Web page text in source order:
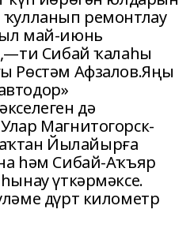
ремонтлау
май-июнь
Сибай ҡалаһы
Рөстәм Афзалов.Яңы
дә
Магнитогорск-
Йылайырға
һәм Сибай-Аҡъяр
үткәрмәксе.
дүрт километр